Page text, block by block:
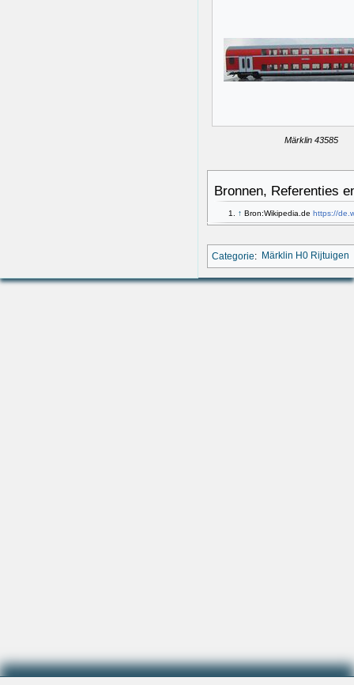
Märklin 43585
Bronnen, Referenties
↑ Bron:Wikipedia.de https://
Categorie: Märklin H0 Rijtuigen